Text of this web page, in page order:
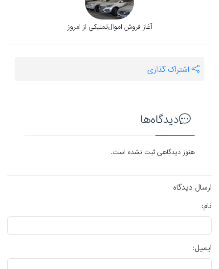
آغاز فروش اموال‌تملیکی از امروز
اشتراک گذاری
دیدگاه‌ها
هنوز دیدگاهی ثبت نشده است.
ارسال دیدگاه
نام:
ایمیل: